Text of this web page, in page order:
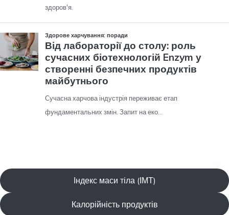
Індекс маси тіла (ІМТ)
Калорійність продуктів